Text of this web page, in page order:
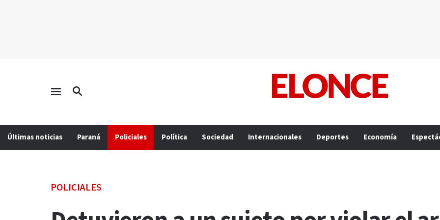
Últimas noticias Paraná Policiales Política Sociedad Internacionales Deportes Economía
POLICIALES